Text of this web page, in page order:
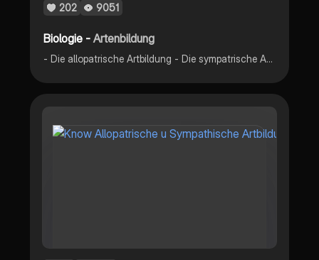
202 9051
Biologie -Artenbildung
- Die allopatrische Artbildung - Die sympatrische Artbildung - Die adaptive Radiation